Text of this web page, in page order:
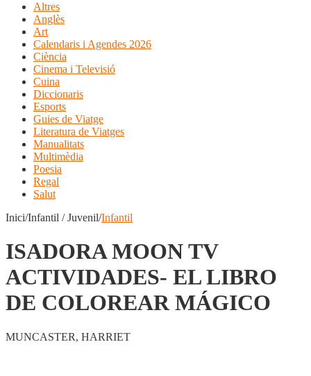
Altres
Anglès
Art
Calendaris i Agendes 2026
Ciència
Cinema i Televisió
Cuina
Diccionaris
Esports
Guies de Viatge
Literatura de Viatges
Manualitats
Multimèdia
Poesia
Regal
Salut
Inici/Infantil / Juvenil/Infantil
ISADORA MOON TV
ACTIVIDADES- EL LIBRO
DE COLOREAR MÁGICO
MUNCASTER, HARRIET